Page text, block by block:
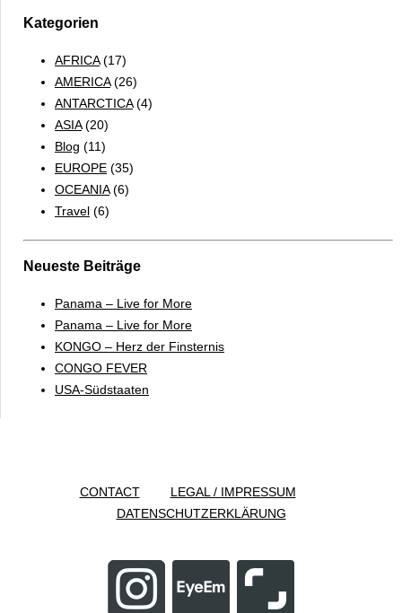
Kategorien
AFRICA(17)
AMERICA(26)
ANTARCTICA(4)
ASIA(20)
Blog (11)
EUROPE (35)
OCEANIA(6)
Travel (6)
Neueste Beiträge
Panama – Live for More
Panama – Live for More
KONGO – Herz der Finsternis
CONGO FEVER
USA-Südstaaten
CONTACT
LEGAL / IMPRESSUM
DATENSCHUTZERKLÄRUNG